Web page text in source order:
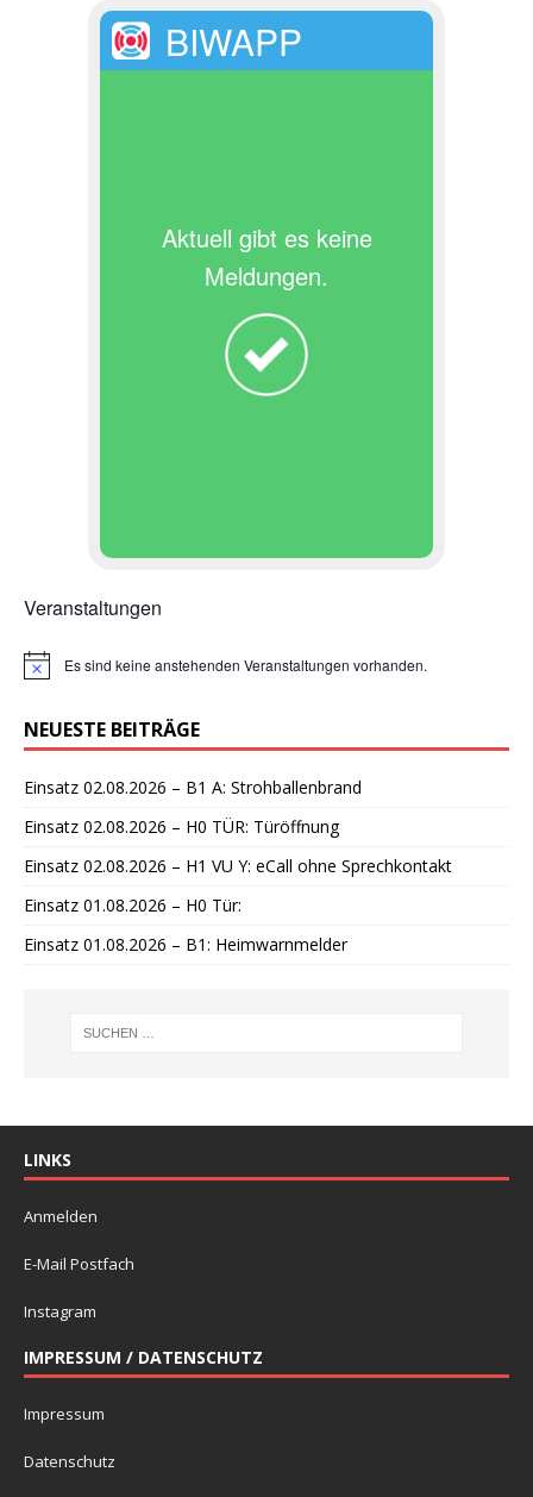
BIWAPP
Aktuell gibt es keine
Meldungen.
Veranstaltungen
H
w
e
s
Es sind keine anstehenden Veranstaltungen vorhanden.
NEUESTE BEITRÄGE
Einsatz 02.08.2026 – B1 A: Strohballenbrand
Einsatz 02.08.2026 – H0 TÜR: Türöffnung
Einsatz 02.08.2026 – H1 VU Y: eCall ohne Sprechkontakt
Einsatz 01.08.2026 – H0 Tür:
Einsatz 01.08.2026 – B1: Heimwarnmelder
LINKS
Anmelden
E-Mail Postfach
Instagram
IMPRESSUM / DATENSCHUTZ
Impressum
Datenschutz